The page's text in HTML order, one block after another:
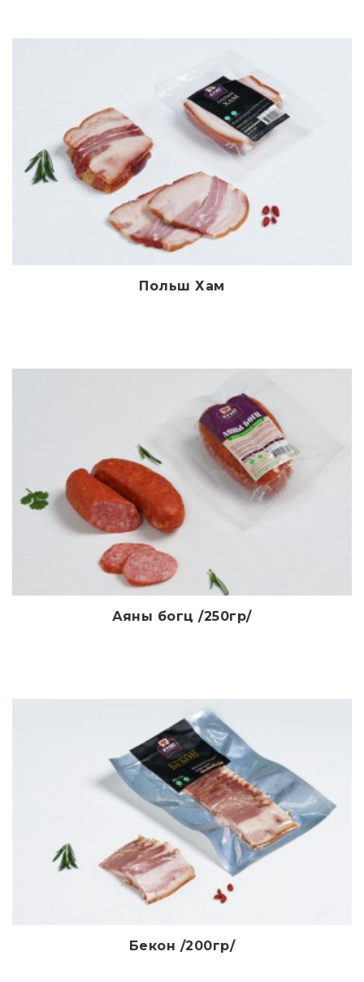
Польш Хам
ДэлгэрэнгүйАяны богц /250гр/
ДэлгэрэнгүйБекон /200гр/